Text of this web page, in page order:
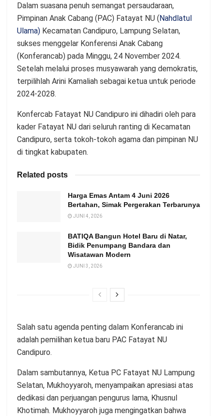
Dalam suasana penuh semangat persaudaraan,
Pimpinan Anak Cabang (PAC) Fatayat NU (Nahdlatul
Ulama) Kecamatan Candipuro, Lampung Selatan,
sukses menggelar Konferensi Anak Cabang
(Konferancab) pada Minggu, 24 November 2024.
Setelah melalui proses musyawarah yang demokratis,
terpilihlah Arini Kamaliah sebagai ketua untuk periode
2024-2028.
Konfercab Fatayat NU Candipuro ini dihadiri oleh para
kader Fatayat NU dari seluruh ranting di Kecamatan
Candipuro, serta tokoh-tokoh agama dan pimpinan NU
di tingkat kabupaten.
Related posts
Harga Emas Antam 4 Juni 2026
Bertahan, Simak Pergerakan Terbarunya
JUNI 4, 2026
BATIQA Bangun Hotel Baru di Natar,
Bidik Penumpang Bandara dan
Wisatawan Modern
JUNI 3, 2026
Salah satu agenda penting dalam Konferancab ini
adalah pemilihan ketua baru PAC Fatayat NU
Candipuro.
Dalam sambutannya, Ketua PC Fatayat NU Lampung
Selatan, Mukhoyyaroh, menyampaikan apresiasi atas
dedikasi dan perjuangan pengurus lama, Khusnul
Khotimah. Mukhoyyaroh juga mengingatkan bahwa